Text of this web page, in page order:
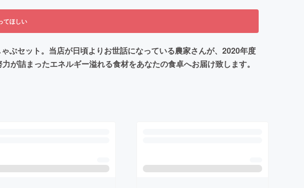
てほしい
ぶセット。当店が日頃よりお世話になっている農家さんが、2020年度
詰まったエネルギー溢れる食材をあなたの食卓へお届け致します。